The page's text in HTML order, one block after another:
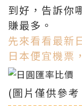
到好 ，告訴你
賺最多。
先來看看最新
日本便宜機票
(圖片僅供參